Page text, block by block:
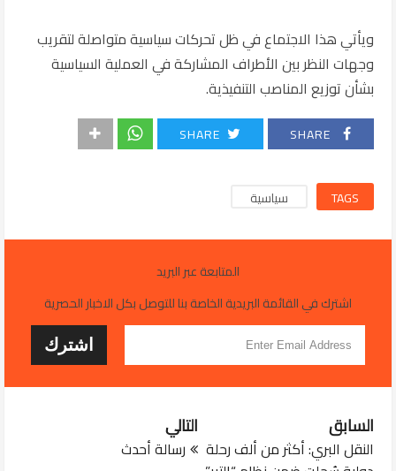
ويأتي هذا الاجتماع في ظل تحركات سياسية متواصلة لتقريب
وجهات النظر بين الأطراف المشاركة في العملية السياسية
بشأن توزيع المناصب التنفيذية.
SHARE
SHARE
TAGS سياسية
المتابعة عبر البريد
اشترك في القائمة البريدية الخاصة بنا للتوصل بكل الاخبار الحصرية
التالي
رسالة أحدث
السابق
النقل البري: أكثر من ألف رحلة